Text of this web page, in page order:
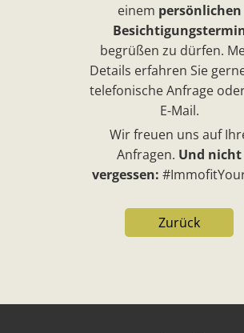
einem persönlichen
begrüßen zu dürfen.
Details erfahren Sie
telefonische Anfrage
E-Mail.
Wir freuen uns auf
Anfragen. Und nicht
vergessen:
Zurück